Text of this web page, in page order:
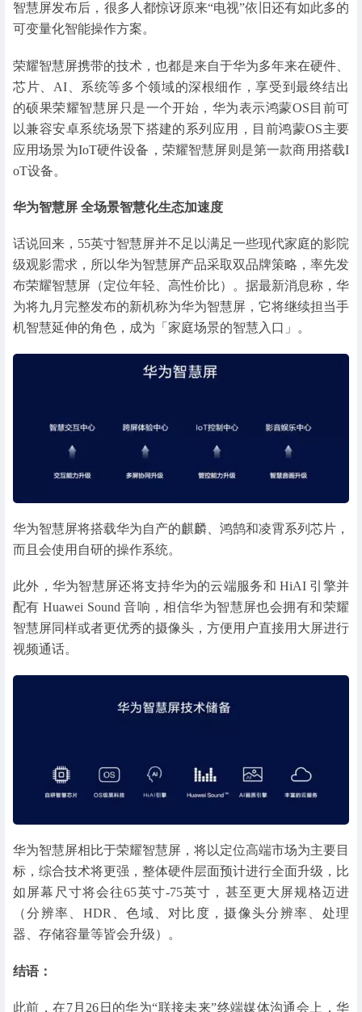
智慧屏发布后，很多人都惊讶原来“电视”依旧还有如此多的
可变量化智能操作方案。
荣耀智慧屏携带的技术，也都是来自于华为多年来在硬件、
芯片、AI、系统等多个领域的深根细作，享受到最终结出
的硕果荣耀智慧屏只是一个开始，华为表示鸿蒙OS目前可
以兼容安卓系统场景下搭建的系列应用，目前鸿蒙OS主要
应用场景为IoT硬件设备，荣耀智慧屏则是第一款商用搭载I
oT设备。
华为智慧屏 全场景智慧化生态加速度
话说回来，55英寸智慧屏并不足以满足一些现代家庭的影院
级观影需求，所以华为智慧屏产品采取双品牌策略，率先发
布荣耀智慧屏（定位年轻、高性价比）。据最新消息称，华
为将九月完整发布的新机称为华为智慧屏，它将继续担当手
机智慧延伸的角色，成为「家庭场景的智慧入口」。
华为智慧屏将搭载华为自产的麒麟、鸿鹄和凌霄系列芯片，
而且会使用自研的操作系统。
此外，华为智慧屏还将支持华为的云端服务和 HiAI 引擎并
配有 Huawei Sound 音响，相信华为智慧屏也会拥有和荣耀
智慧屏同样或者更优秀的摄像头，方便用户直接用大屏进行
视频通话。
华为智慧屏相比于荣耀智慧屏，将以定位高端市场为主要目
标，综合技术将更强，整体硬件层面预计进行全面升级，比
如屏幕尺寸将会往65英寸-75英寸，甚至更大屏规格迈进
（分辨率、HDR、色域、对比度，摄像头分辨率、处理
器、存储容量等皆会升级）。
结语：
此前，在7月26日的华为“联接未来”终端媒体沟通会上，华